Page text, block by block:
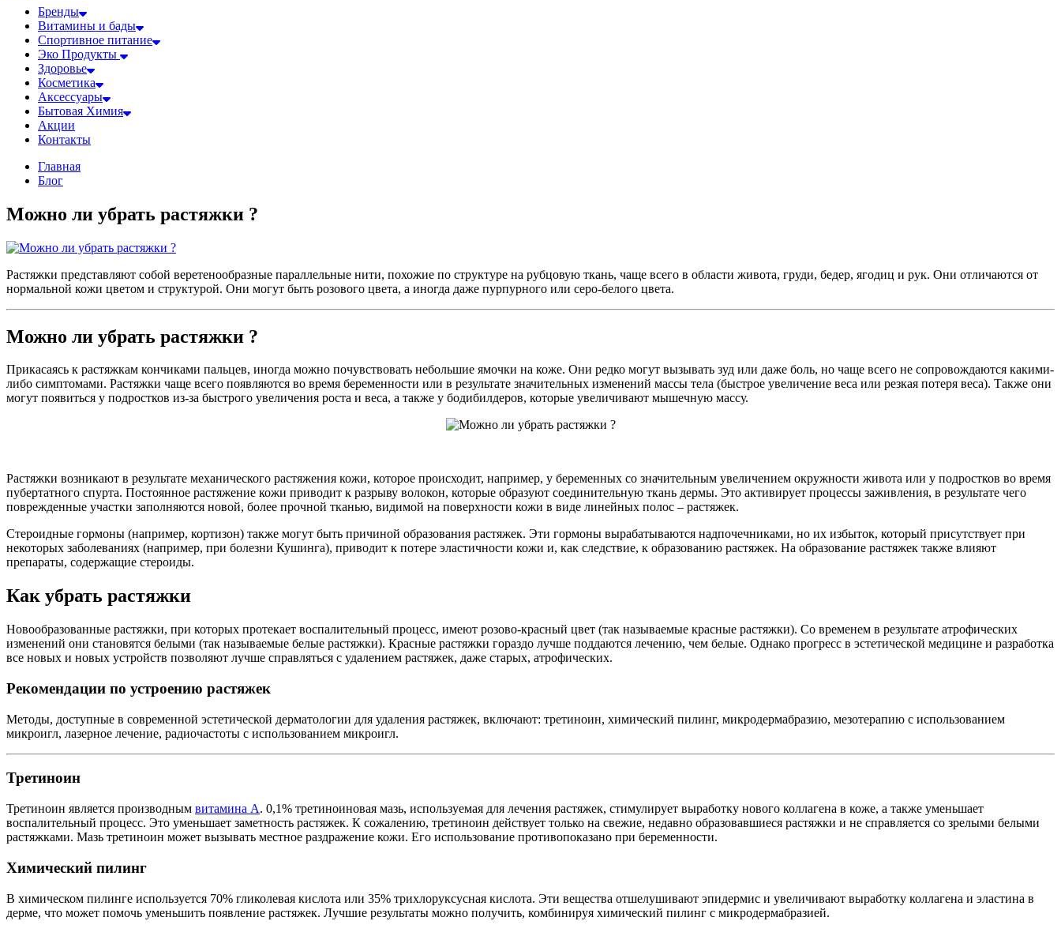
Бренды
Витамины и бады
Спортивное питание
Эко Продукты
Здоровье
Косметика
Аксессуары
Бытовая Химия
Акции
Контакты
Главная
Блог
Можно ли убрать растяжки ?
Растяжки представляют собой веретенообразные параллельные нити, похожие по структуре на рубцовую ткань, чаще всего в области живота, груди, бедер, ягодиц и рук. Они отличаются от
нормальной кожи цветом и структурой. Они могут быть розового цвета, а иногда даже пурпурного или серо-белого цвета.
Можно ли убрать растяжки ?
Прикасаясь к растяжкам кончиками пальцев, иногда можно почувствовать небольшие ямочки на коже. Они редко могут вызывать зуд или даже боль, но чаще всего не сопровождаются какими-
либо симптомами. Растяжки чаще всего появляются во время беременности или в результате значительных изменений массы тела (быстрое увеличение веса или резкая потеря веса). Также они
могут появиться у подростков из-за быстрого увеличения роста и веса, а также у бодибилдеров, которые увеличивают мышечную массу.
Растяжки возникают в результате механического растяжения кожи, которое происходит, например, у беременных со значительным увеличением окружности живота или у подростков во время
пубертатного спурта. Постоянное растяжение кожи приводит к разрыву волокон, которые образуют соединительную ткань дермы. Это активирует процессы заживления, в результате чего
поврежденные участки заполняются новой, более прочной тканью, видимой на поверхности кожи в виде линейных полос – растяжек.
Стероидные гормоны (например, кортизон) также могут быть причиной образования растяжек. Эти гормоны вырабатываются надпочечниками, но их избыток, который присутствует при
некоторых заболеваниях (например, при болезни Кушинга), приводит к потере эластичности кожи и, как следствие, к образованию растяжек. На образование растяжек также влияют
препараты, содержащие стероиды.
Как убрать растяжки
Новообразованные растяжки, при которых протекает воспалительный процесс, имеют розово-красный цвет (так называемые красные растяжки). Со временем в результате атрофических
изменений они становятся белыми (так называемые белые растяжки). Красные растяжки гораздо лучше поддаются лечению, чем белые. Однако прогресс в эстетической медицине и разработка
все новых и новых устройств позволяют лучше справляться с удалением растяжек, даже старых, атрофических.
Рекомендации по устроению растяжек
Методы, доступные в современной эстетической дерматологии для удаления растяжек, включают: третиноин, химический пилинг, микродермабразию, мезотерапию с использованием
микроигл, лазерное лечение, радиочастоты с использованием микроигл.
Третиноин
Третиноин является производным витамина А. 0,1% третиноиновая мазь, используемая для лечения растяжек, стимулирует выработку нового коллагена в коже, а также уменьшает
воспалительный процесс. Это уменьшает заметность растяжек. К сожалению, третиноин действует только на свежие, недавно образовавшиеся растяжки и не справляется со зрелыми белыми
растяжками. Мазь третиноин может вызывать местное раздражение кожи. Его использование противопоказано при беременности.
Химический пилинг
В химическом пилинге используется 70% гликолевая кислота или 35% трихлоруксусная кислота. Эти вещества отшелушивают эпидермис и увеличивают выработку коллагена и эластина в
дерме, что может помочь уменьшить появление растяжек. Лучшие результаты можно получить, комбинируя химический пилинг с микродермабразией.